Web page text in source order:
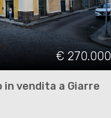
€ 270.000
vendita a Giarre